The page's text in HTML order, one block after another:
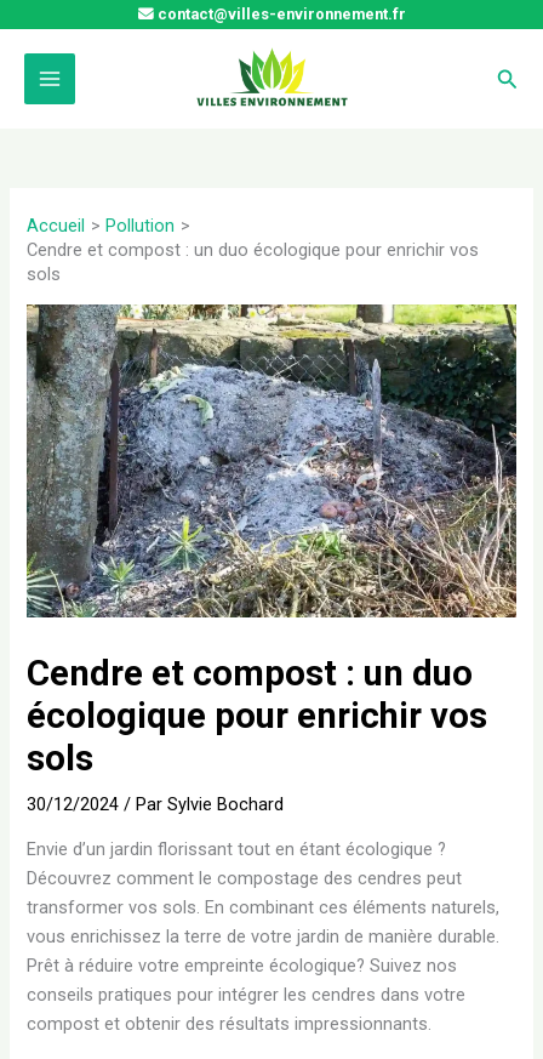
contenu
contact@villes-environnement.fr
Accueil
Pollution
Cendre et compost : un duo écologique pour enrichir vos
sols
Cendre et compost : un duo
écologique pour enrichir vos
sols
30/12/2024/ ParSylvie Bochard
Envie d’un jardin florissant tout en étant écologique ?
Découvrez comment le compostage des cendres peut
transformer vos sols. En combinant ces éléments naturels,
vous enrichissez la terre de votre jardin de manière durable.
Prêt à réduire votre empreinte écologique? Suivez nos
conseils pratiques pour intégrer les cendres dans votre
compost et obtenir des résultats impressionnants.